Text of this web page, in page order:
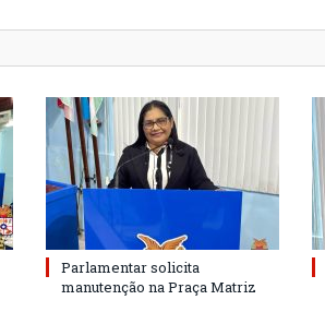
Parlamentar solicita
manutenção na Praça Matriz